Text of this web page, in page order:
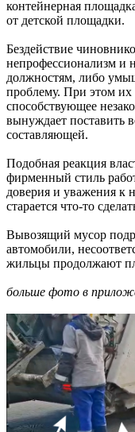
контейнерная
от детской площадки.
Бездействие
непрофессионализм и
должностям, либо
проблему. При этом
способствующее
вынуждает поставить
составляющей.
Подобная реакция
фирменный стиль
доверия и уважения к
старается что-то
Вывозящий мусор
автомобили,
жильцы продолжают
больше фото в